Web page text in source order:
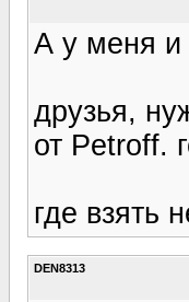
А у меня и
друзья,
от Petroff.
где взять
DEN8313